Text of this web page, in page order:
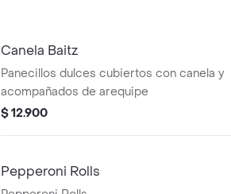
Canela Baitz
Panecillos dulces cubiertos con canela y
acompañados de arequipe
$ 12.900
Pepperoni Rolls